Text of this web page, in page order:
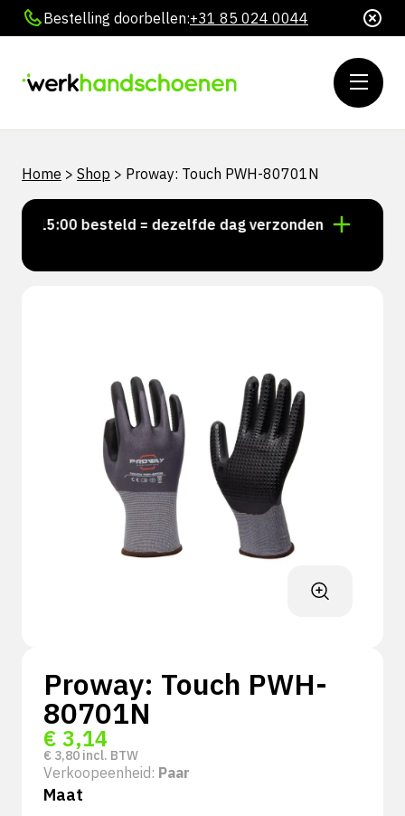
Bestelling doorbellen:+31 85 024 0044
Home > Shop > Proway: Touch PWH-80701N
15:00 besteld = dezelfde dag verzonden
Proway: Touch PWH-
80701N
€ 3,14
€ 3,80 incl. BTW
Verkoopeenheid: Paar
Maat